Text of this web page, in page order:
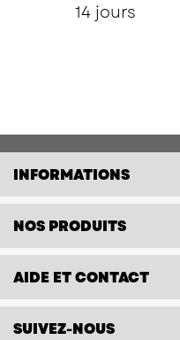
14 jours
INFORMATIONS
NOS PRODUITS
AIDE ET CONTACT
SUIVEZ-NOUS